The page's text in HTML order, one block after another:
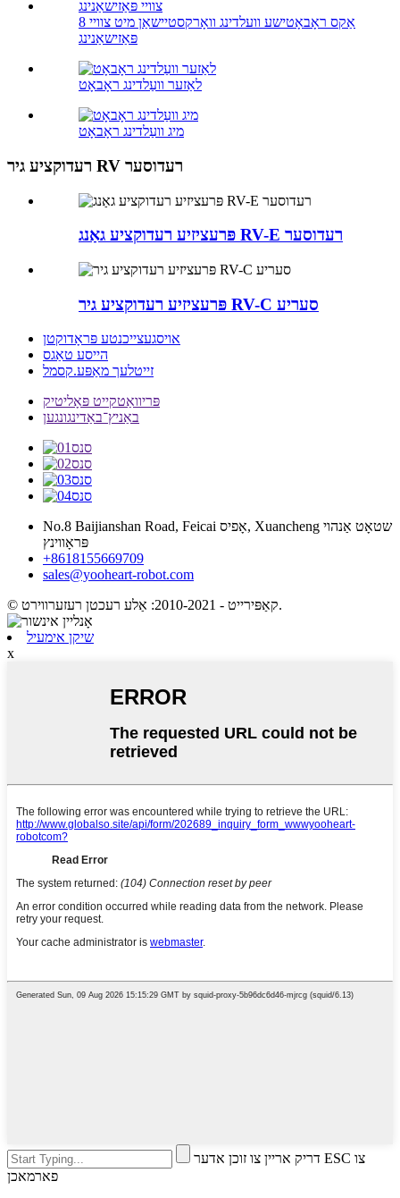
8 אַקס ראָבאָטישע וועלדינג וואָרקסטיישאַן מיט צוויי
פּאַזישאַנינג
לאַזער וועַלדינג ראָבאָט
מיג וועַלדינג ראָבאָט
רעדוקציע גיר RV רעדוסער
פּרעציזיע רעדוקציע גאַנג RV-E רעדוסער
פּרעציזיע רעדוקציע גיר RV-C סעריע
אויסגעצייכנטע פּראָדוקטן
הייסע טאַגס
זייטלעך מאַפּע.קסמל
פּריוואַטקייט פּאָליטיק
באַניץ־באַדינגונגען
No.8 Baijianshan Road, Feicai אָפיס, Xuancheng שטאָט אַנהוי
פּראָווינץ
+8618155669709
sales@yooheart-robot.com
© קאַפּירייט - 2010-2021: אַלע רעכטן רעזערווירט.
שיקן אימעיל
x
דריק אריין צו זוכן אדער ESC צו
פארמאכן